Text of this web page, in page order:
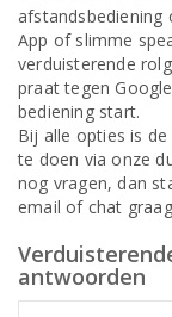
App of slimme
verduisterende
praat tegen
bediening start.
Bij alle opties is
te doen via onze
nog vragen, dan
email of chat
antwoorden